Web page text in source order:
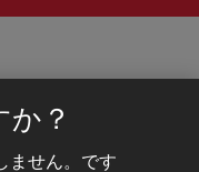
？
ません。です